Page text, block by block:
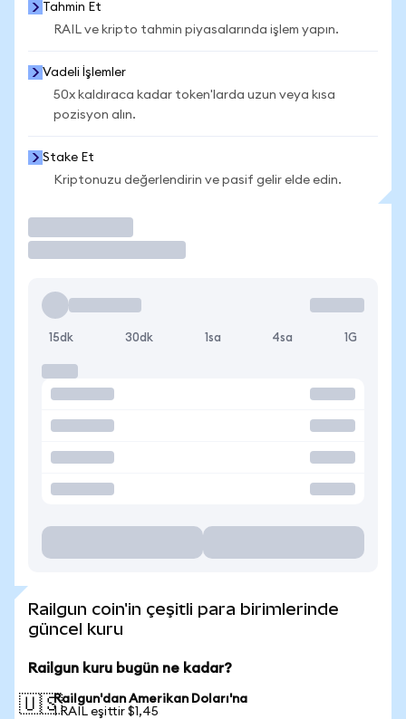
Tahmin Et
RAIL ve kripto tahmin piyasalarında işlem yapın.
Vadeli İşlemler
50x kaldıraca kadar token'larda uzun veya kısa
pozisyon alın.
Stake Et
Kriptonuzu değerlendirin ve pasif gelir elde edin.
15dk 30dk 1sa 4sa 1G
Railgun coin'in çeşitli para birimlerinde
güncel kuru
Railgun kuru bugün ne kadar?
🇺🇸Railgun'dan Amerikan Doları'na
1 RAIL eşittir $1,45